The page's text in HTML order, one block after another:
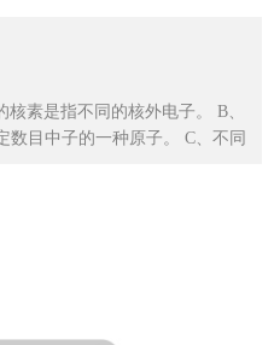
素是指不同的核外电子。 B、
数目中子的一种原子。 C、不同